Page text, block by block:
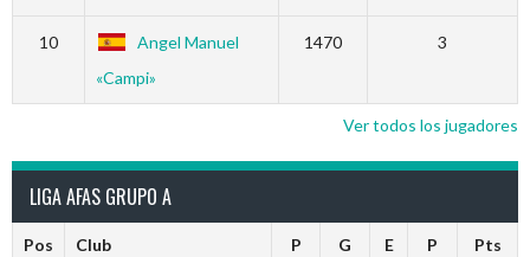
10
Angel Manuel
«Campi»
1470 3
Ver todos los jugadores
LIGA AFAS GRUPO A
Pos Club P G E P Pts